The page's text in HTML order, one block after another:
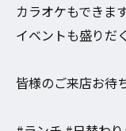
カラオケもできま
イベントも盛りだ
皆様のご来店お待